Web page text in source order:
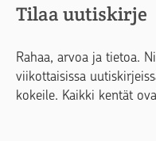
Tilaa uutiskirje
Rahaa, arvoa ja tietoa.
viikottaisissa
kokeile. Kaikki kentät